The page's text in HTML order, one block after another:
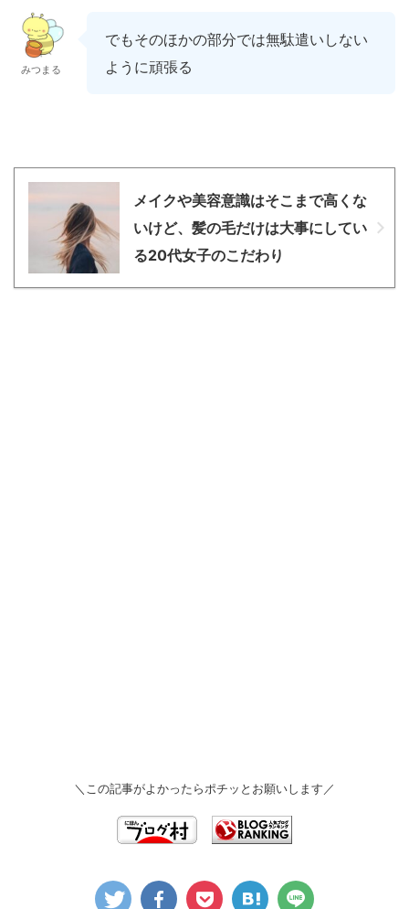
みつまる
でもそのほかの部分では無駄遣いしない
ように頑張る
メイクや美容意識はそこまで高くな
いけど、髪の毛だけは大事にしてい
る20代女子のこだわり
＼この記事がよかったらポチッとお願いします／